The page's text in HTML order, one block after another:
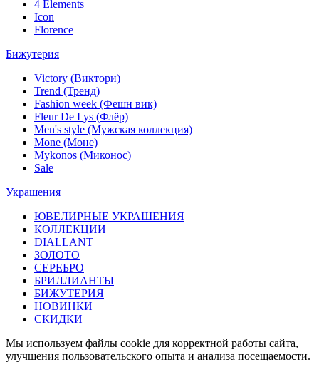
4 Elements
Icon
Florence
Бижутерия
Victory (Виктори)
Trend (Тренд)
Fashion week (Фешн вик)
Fleur De Lys (Флёр)
Men's style (Мужская коллекция)
Mone (Моне)
Mykonos (Миконос)
Sale
Украшения
ЮВЕЛИРНЫЕ УКРАШЕНИЯ
КОЛЛЕКЦИИ
DIALLANT
ЗОЛОТО
СЕРЕБРО
БРИЛЛИАНТЫ
БИЖУТЕРИЯ
НОВИНКИ
СКИДКИ
Мы используем файлы cookie для корректной работы сайта,
улучшения пользовательского опыта и анализа посещаемости.